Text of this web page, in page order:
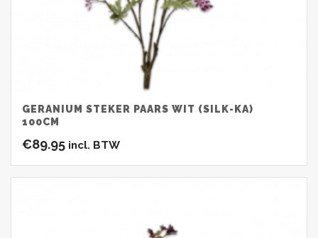
GERANIUM STEKER PAARS WIT (SILK-KA)
100CM
€89.95 incl. BTW